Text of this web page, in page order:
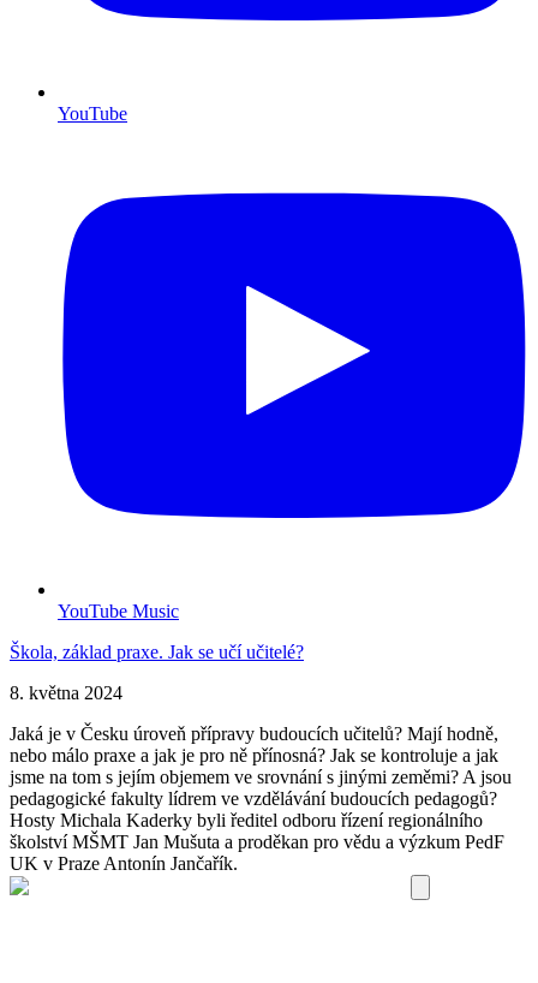
YouTube
YouTube Music
Škola, základ praxe. Jak se učí učitelé?
8. května 2024
Jaká je v Česku úroveň přípravy budoucích učitelů? Mají hodně,
nebo málo praxe a jak je pro ně přínosná? Jak se kontroluje a jak
jsme na tom s jejím objemem ve srovnání s jinými zeměmi? A jsou
pedagogické fakulty lídrem ve vzdělávání budoucích pedagogů?
Hosty Michala Kaderky byli ředitel odboru řízení regionálního
školství MŠMT Jan Mušuta a proděkan pro vědu a výzkum PedF
UK v Praze Antonín Jančařík.